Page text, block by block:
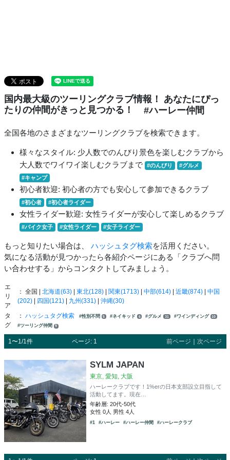
国内最大級のツーリングクラブ情報！ あなたにぴっ
たりの仲間がきっと見つかる！
#ハーレー仲間
全国各地のさまざまなツーリングクラブを検索できます。
様々なスタイル: 少人数でのんびり景色を楽しむクラブから
大人数でワイワイ楽しむクラブまで
#のんびり
#グルメ
#キャンプ
初心者歓迎: 初心者の方でも安心して参加できるクラブ
#初心者 #初心者ライダー
女性ライダー歓迎: 女性ライダーが安心して楽しめるクラブ
#バイク女子 #女性ライダー #女子ライダー
もっと知りたい場合は、 ハッシュタグ検索を活用ください。
気になる活動が見つかったら各紹介ページにある「クラブへ問
い合わせする」からコンタクトしてみましょう。
エ
リ
ア
： 全国 | 北海道(63)| 東北(128)| 関東(1713)| 中部(614)| 近畿(874)| 中国
(202)| 四国(121)| 九州(331)| 沖縄(30)
タ
グ
： ハッシュタグ検索 #性別不問 5 #ネイキッド 6 #グルメ 31 #ワインディング 10
#ツーリング仲間 9
1〜1/1件 ページ: 1 前ページ 次ページ
SYLM JAPAN
東京, 愛知, 大阪
ハーレークラブです！1%erの日本支部設立目指して
活動してます。現在…
年齢層: 20代-50代
女性 0人 男性 4人
#1 #ハーレー #ハーレー仲間 #ハーレークラブ